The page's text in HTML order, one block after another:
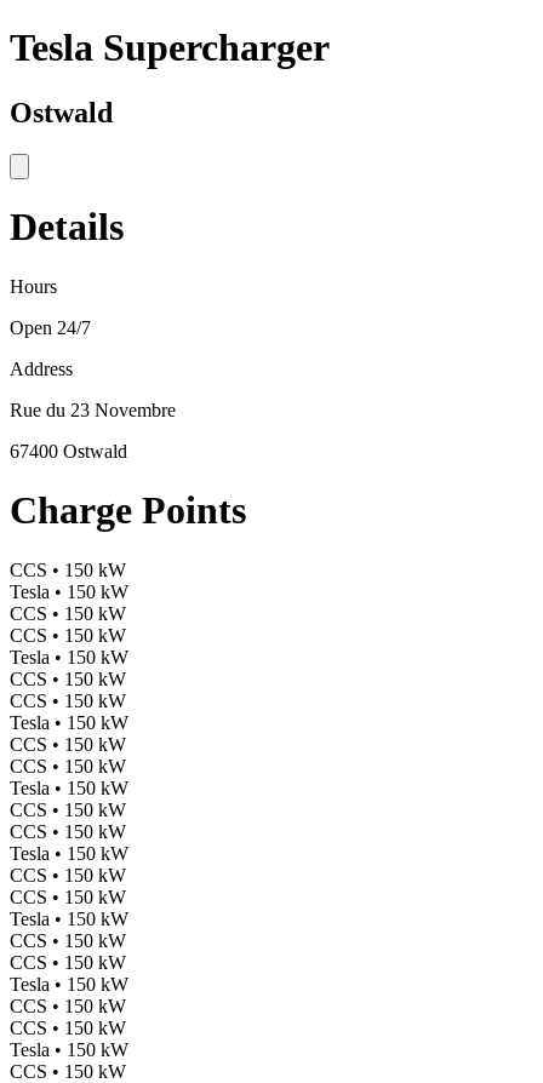
Tesla Supercharger
Ostwald
Details
Hours
Open 24/7
Address
Rue du 23 Novembre
67400 Ostwald
Charge Points
CCS • 150 kW
Tesla • 150 kW
CCS • 150 kW
CCS • 150 kW
Tesla • 150 kW
CCS • 150 kW
CCS • 150 kW
Tesla • 150 kW
CCS • 150 kW
CCS • 150 kW
Tesla • 150 kW
CCS • 150 kW
CCS • 150 kW
Tesla • 150 kW
CCS • 150 kW
CCS • 150 kW
Tesla • 150 kW
CCS • 150 kW
CCS • 150 kW
Tesla • 150 kW
CCS • 150 kW
CCS • 150 kW
Tesla • 150 kW
CCS • 150 kW